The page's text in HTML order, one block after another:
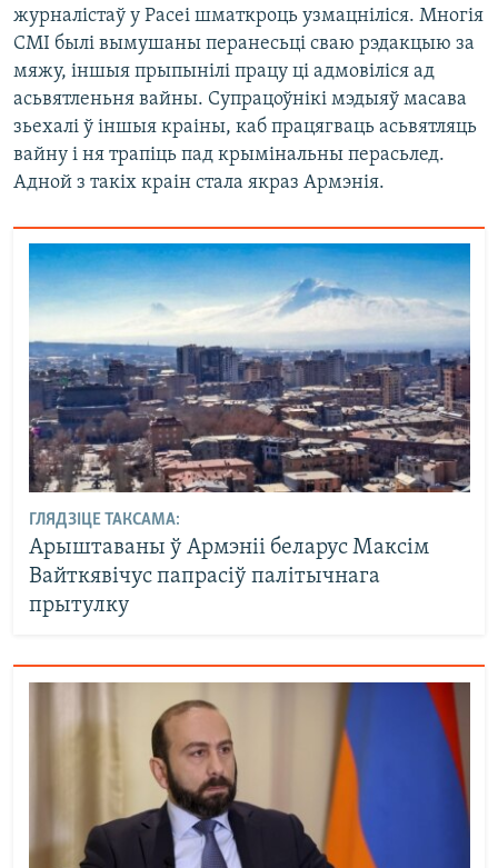
журналістаў у Расеі шматкроць узмацніліся. Многія
СМІ былі вымушаны перанесьці сваю рэдакцыю за
мяжу, іншыя прыпынілі працу ці адмовіліся ад
асьвятленьня вайны. Супрацоўнікі мэдыяў масава
зьехалі ў іншыя краіны, каб працягваць асьвятляць
вайну і ня трапіць пад крымінальны перасьлед.
Адной з такіх краін стала якраз Армэнія.
ГЛЯДЗІЦЕ ТАКСАМА:
Арыштаваны ў Армэніі беларус Максім
Вайткявічус папрасіў палітычнага
прытулку